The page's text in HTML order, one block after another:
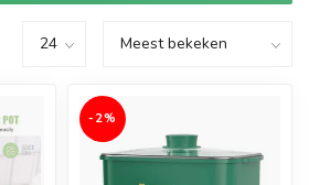
-2%